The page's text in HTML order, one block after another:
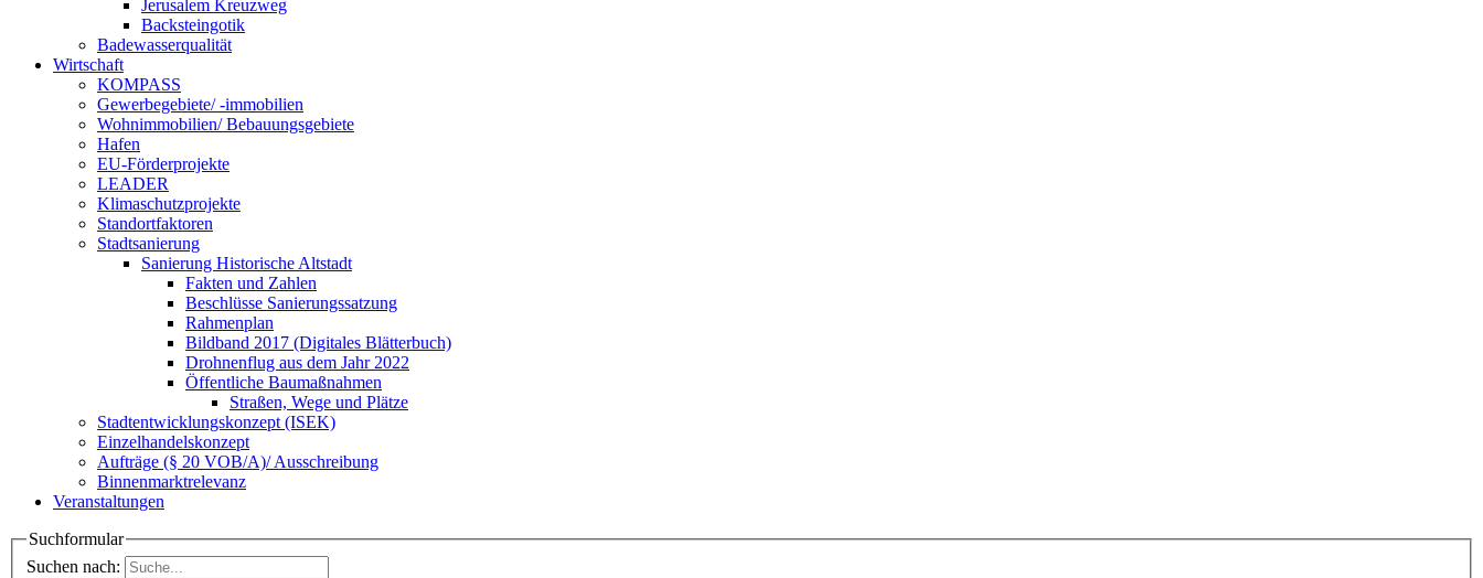
Jerusalem Kreuzweg
Backsteingotik
Badewasserqualität
Wirtschaft
KOMPASS
Gewerbegebiete/ -immobilien
Wohnimmobilien/ Bebauungsgebiete
Hafen
EU-Förderprojekte
LEADER
Klimaschutzprojekte
Standortfaktoren
Stadtsanierung
Sanierung Historische Altstadt
Fakten und Zahlen
Beschlüsse Sanierungssatzung
Rahmenplan
Bildband 2017 (Digitales Blätterbuch)
Drohnenflug aus dem Jahr 2022
Öffentliche Baumaßnahmen
Straßen, Wege und Plätze
Stadtentwicklungskonzept (ISEK)
Einzelhandelskonzept
Aufträge (§ 20 VOB/A)/ Ausschreibung
Binnenmarktrelevanz
Veranstaltungen
Suchformular
Suchen nach: